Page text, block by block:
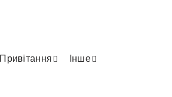
Привітання Інше